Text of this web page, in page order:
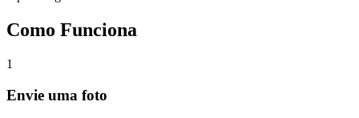
Como Funciona
1
Envie uma foto